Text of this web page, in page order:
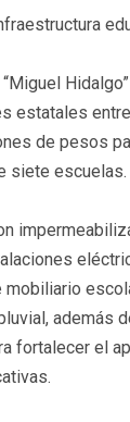
estatales
de pesos
siete escuelas.
mobiliario
además
fortalecer el